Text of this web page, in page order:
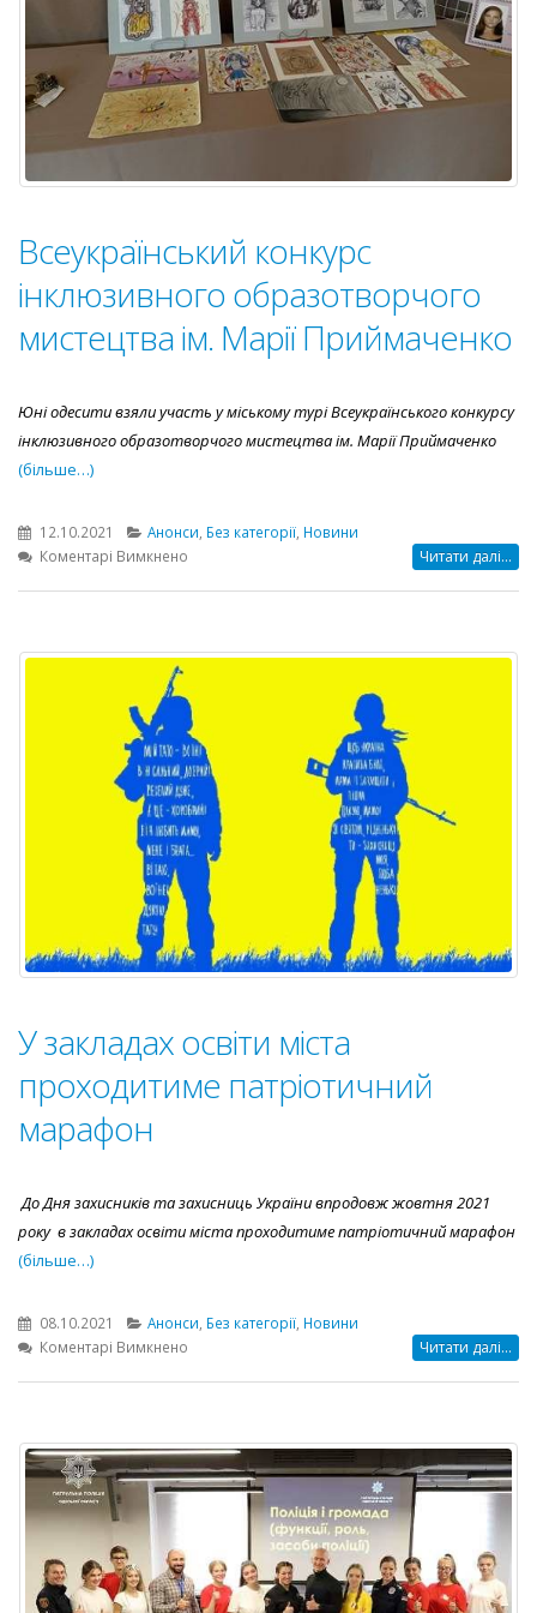
Всеукраїнський конкурс
інклюзивного образотворчого
мистецтва ім. Марії Приймаченко
Юні одесити взяли участь у міському турі Всеукраїнського конкурсу
інклюзивного образотворчого мистецтва ім. Марії Приймаченко
(більше…)
12.10.2021 Анонси Без категорії Новини
Коментарі Вимкненодо
образотворчого
ім.
Марії
Приймаченко
Читати далі...
У закладах освіти міста
проходитиме патріотичний
марафон
До Дня захисників та захисниць України впродовж жовтня 2021
року в закладах освіти міста проходитиме патріотичний марафон
(більше…)
08.10.2021 Анонси, Без категорії, Новини
Коментарі Вимкненодо
міста
проходитиме
патріотичний
марафон
Читати далі...